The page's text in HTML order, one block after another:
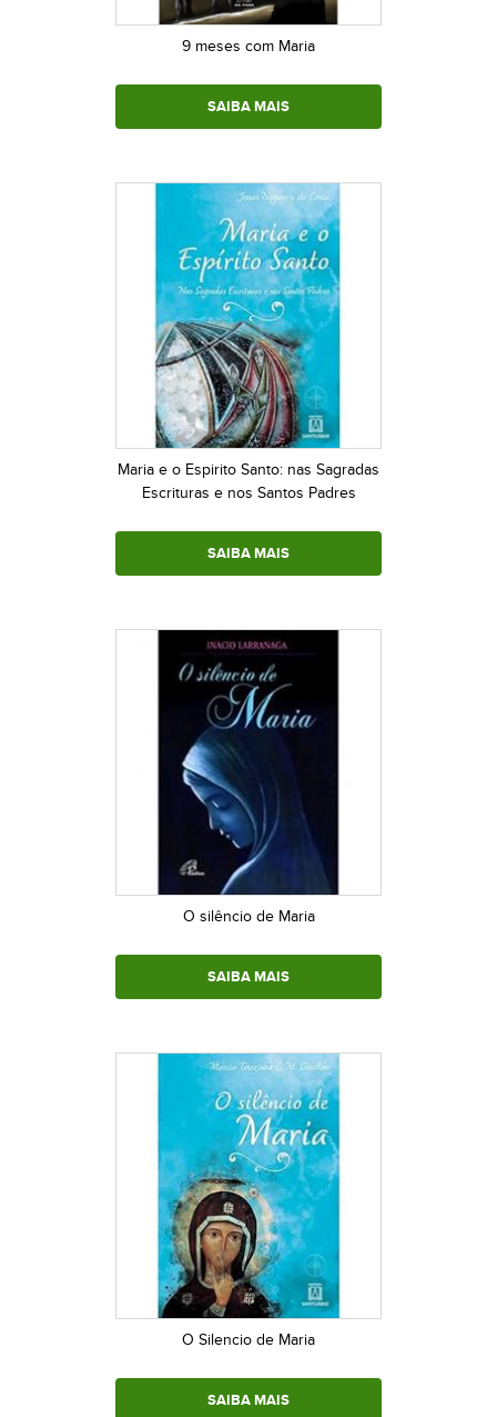
9 meses com Maria
SAIBA MAIS
Maria e o Espirito Santo: nas Sagradas
Escrituras e nos Santos Padres
SAIBA MAIS
O silêncio de Maria
SAIBA MAIS
O Silencio de Maria
SAIBA MAIS